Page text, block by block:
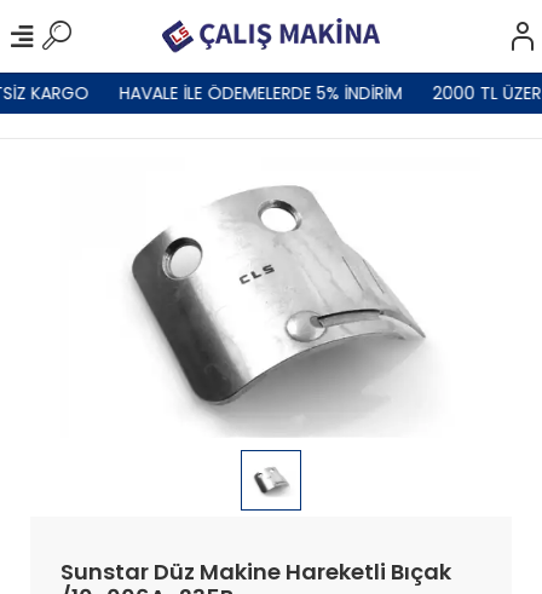
KARGO HAVALE İLE ÖDEMELERDE 5% İNDİRİM 2000 TL
Sunstar Düz Makine Hareketli Bıçak